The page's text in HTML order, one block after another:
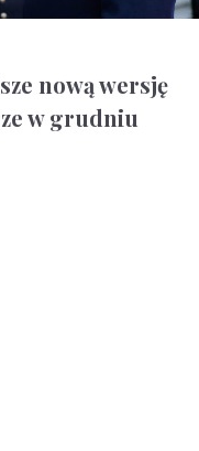
nową wersję
w grudniu